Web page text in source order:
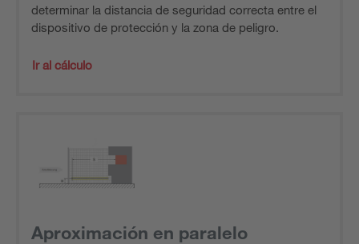
determinar la distancia de seguridad correcta entre el
dispositivo de protección y la zona de peligro.
Ir al cálculo
Aproximación en paralelo